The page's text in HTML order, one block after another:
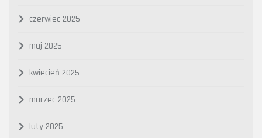
czerwiec 2025
maj 2025
kwiecień 2025
marzec 2025
luty 2025